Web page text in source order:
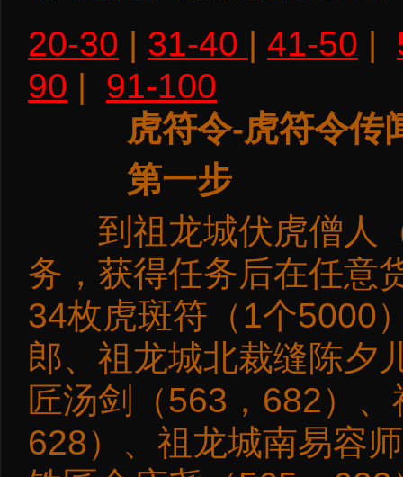
20-30 | 31-40 | 41-50 |
90 | 91-100
虎符令-虎符令传
第一步
到祖龙城伏虎僧人（
务，获得任务后在任意
34枚虎斑符（1个5000
郎、祖龙城北裁缝陈夕
匠汤剑（563，682）
628）、祖龙城南易容